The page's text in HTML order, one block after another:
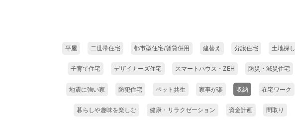
平屋 二世帯住宅 都市型住宅/賃貸併用 建替え 分譲住宅 土地探し
子育て住宅 デザイナーズ住宅 スマートハウス・ZEH 防災・減災住宅
地震に強い家 防犯住宅 ペット共生 家事が楽 収納 在宅ワーク
暮らしや趣味を楽しむ 健康・リラクゼーション 資金計画 間取り